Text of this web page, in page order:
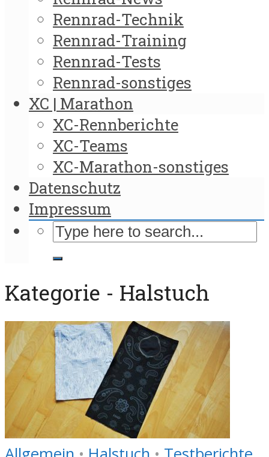
Rennrad-Technik
Rennrad-Training
Rennrad-Tests
Rennrad-sonstiges
XC | Marathon
XC-Rennberichte
XC-Teams
XC-Marathon-sonstiges
Datenschutz
Impressum
Kategorie - Halstuch